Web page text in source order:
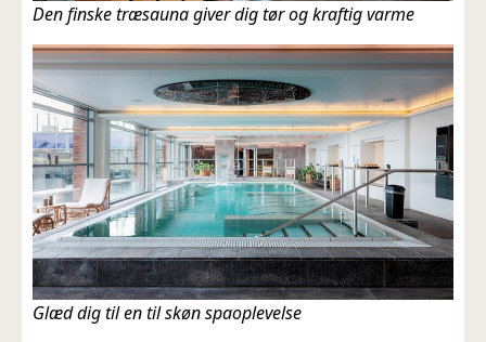
Den finske træsauna giver dig tør og kraftig varme
Glæd dig til en til skøn spaoplevelse